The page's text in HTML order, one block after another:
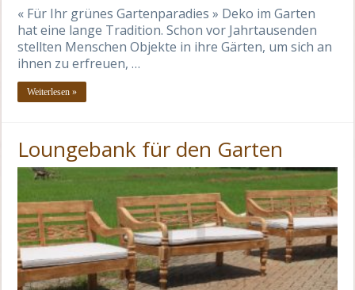
« Für Ihr grünes Gartenparadies » Deko im Garten
hat eine lange Tradition. Schon vor Jahrtausenden
stellten Menschen Objekte in ihre Gärten, um sich an
ihnen zu erfreuen, …
Weiterlesen »
Loungebank für den Garten